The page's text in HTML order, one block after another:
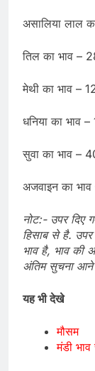
असालिया लाल
तिल का भाव –
मेथी का भाव –
धनिया का भाव
सुवा का भाव –
अजवाइन का
नोट:- उपर दिए
हिसाब से है.
भाव है, भाव की
अंतिम सुचना आने
यह भी देखे
मौसम
मंडी भाव